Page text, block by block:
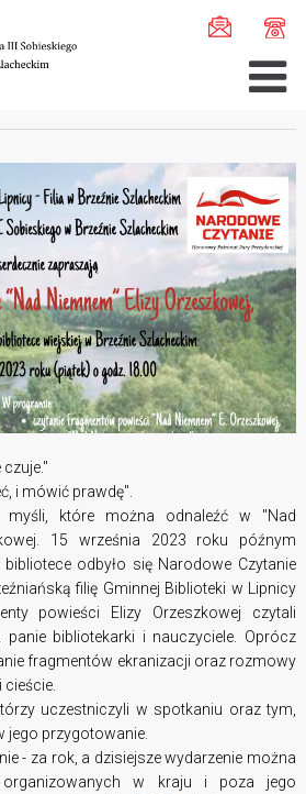
Narodowe Czytanie ...
czuje."
i mówić prawdę".
myśli, które można odnaleźć w "Nad
15 września 2023 roku późnym
odbyło się Narodowe Czytanie
filię Gminnej Biblioteki w Lipnicy
powieści Elizy Orzeszkowej czytali
panie bibliotekarki i nauczyciele. Oprócz
fragmentów ekranizacji oraz rozmowy
cieście.
uczestniczyli w spotkaniu oraz tym,
jego przygotowanie.
- za rok, a dzisiejsze wydarzenie można
w kraju i poza jego